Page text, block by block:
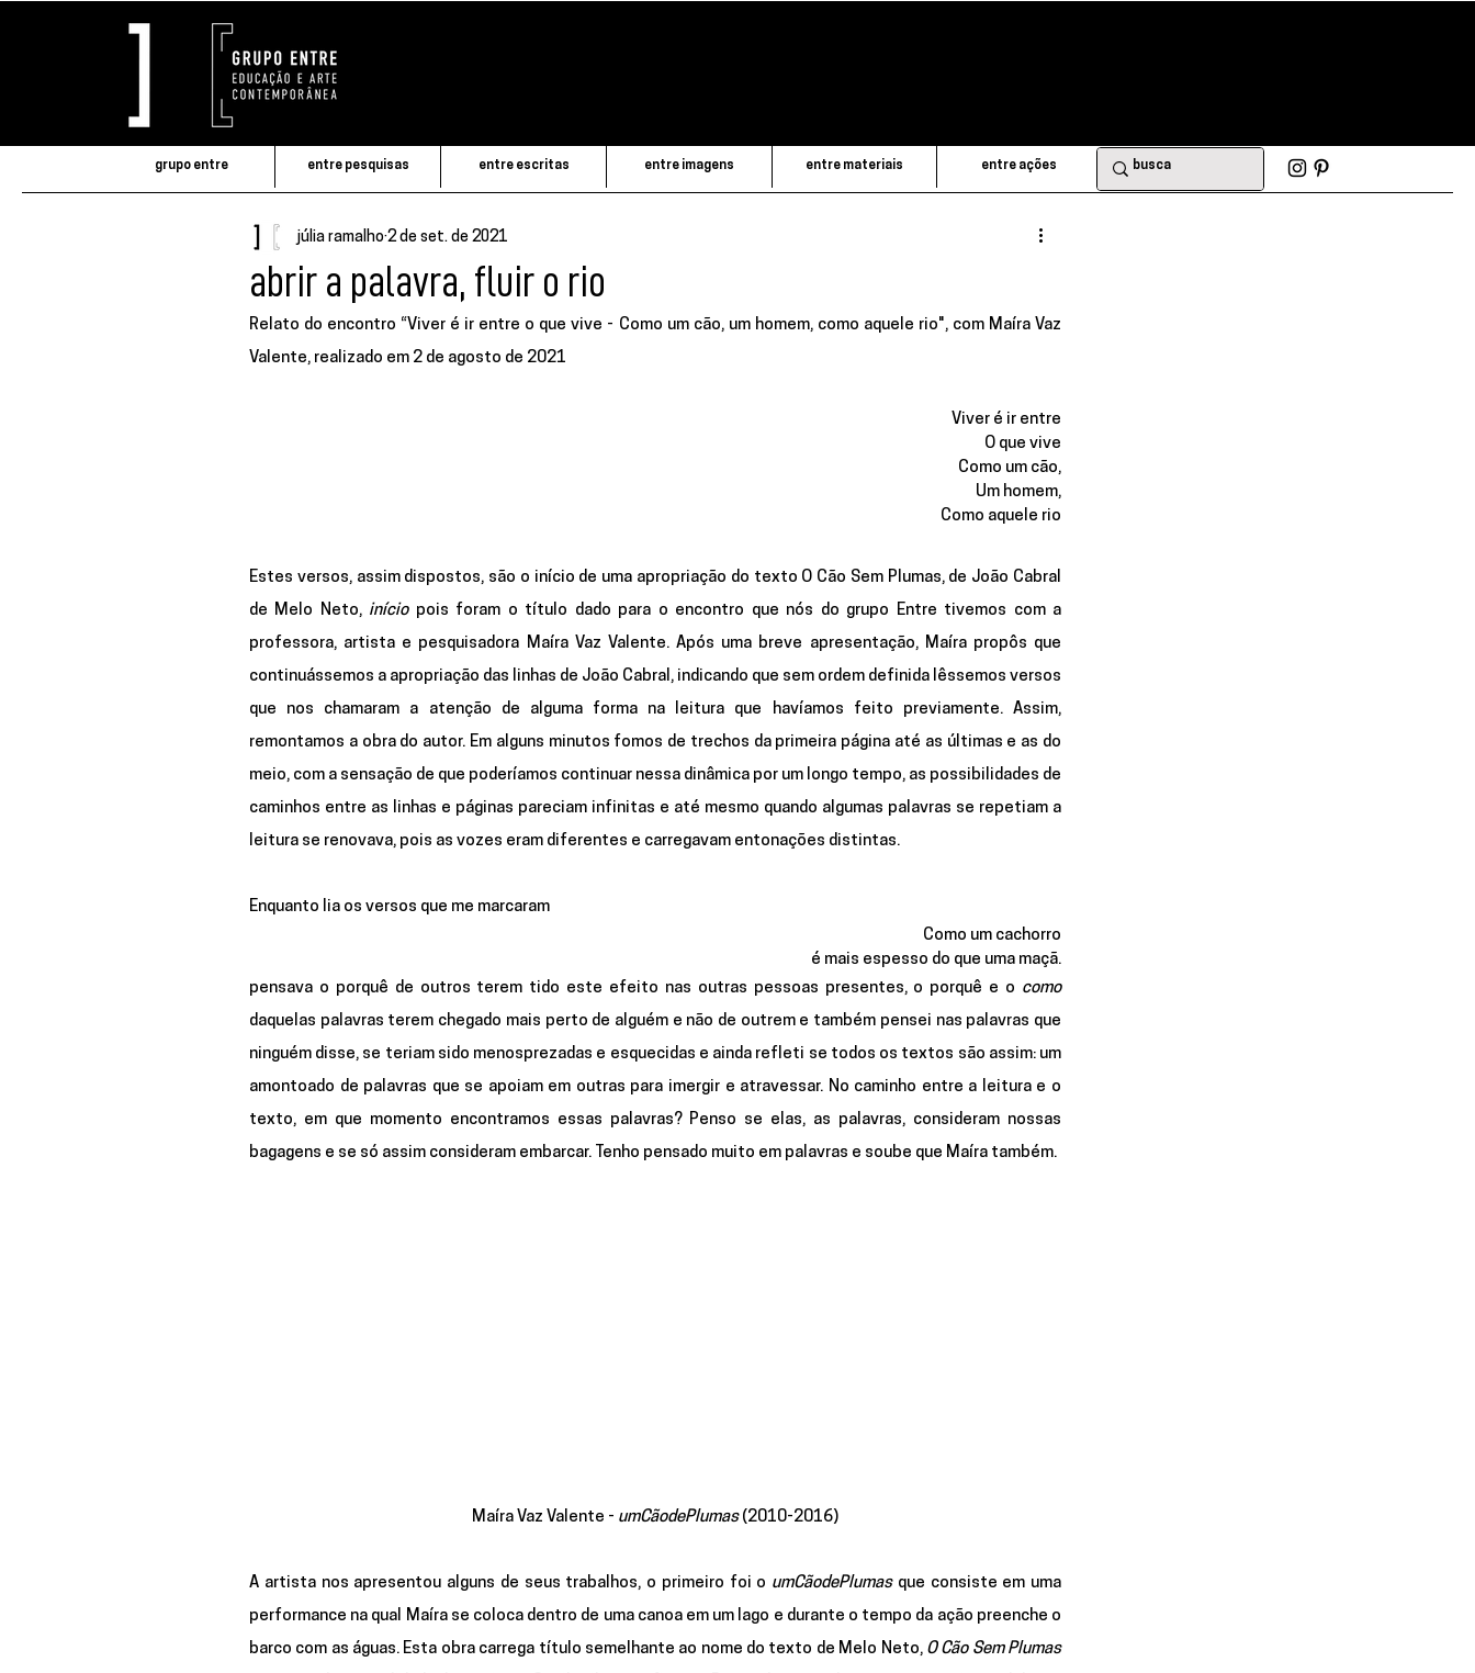
grupo entre entre pesquisas entre escritas entre imagens entre materiais entre ações
abrir a palavra, fluir o rio
júlia ramalho 2 de set. de 2021
Relato do encontro “Viver é ir entre o que vive - Como um cão, um homem, como aquele rio", com Maíra Vaz
Valente, realizado em 2 de agosto de 2021
Viver é ir entre
O que vive
Como um cão,
Um homem,
Como aquele rio
Estes versos, assim dispostos, são o início de uma apropriação do texto O Cão Sem Plumas, de João Cabral
de Melo Neto, início pois foram o título dado para o encontro que nós do grupo Entre tivemos com a
professora, artista e pesquisadora Maíra Vaz Valente. Após uma breve apresentação, Maíra propôs que
continuássemos a apropriação das linhas de João Cabral, indicando que sem ordem definida lêssemos versos
que nos chamaram a atenção de alguma forma na leitura que havíamos feito previamente. Assim,
remontamos a obra do autor. Em alguns minutos fomos de trechos da primeira página até as últimas e as do
meio, com a sensação de que poderíamos continuar nessa dinâmica por um longo tempo, as possibilidades de
caminhos entre as linhas e páginas pareciam infinitas e até mesmo quando algumas palavras se repetiam a
leitura se renovava, pois as vozes eram diferentes e carregavam entonações distintas.
Enquanto lia os versos que me marcaram
Como um cachorro
é mais espesso do que uma maçã.
pensava o porquê de outros terem tido este efeito nas outras pessoas presentes, o porquê e o como
daquelas palavras terem chegado mais perto de alguém e não de outrem e também pensei nas palavras que
ninguém disse, se teriam sido menosprezadas e esquecidas e ainda refleti se todos os textos são assim: um
amontoado de palavras que se apoiam em outras para imergir e atravessar. No caminho entre a leitura e o
texto, em que momento encontramos essas palavras? Penso se elas, as palavras, consideram nossas
bagagens e se só assim consideram embarcar. Tenho pensado muito em palavras e soube que Maíra também.
Maíra Vaz Valente - umCãodePlumas (2010-2016)
A artista nos apresentou alguns de seus trabalhos, o primeiro foi o umCãodePlumas que consiste em uma
performance na qual Maíra se coloca dentro de uma canoa em um lago e durante o tempo da ação preenche o
barco com as águas. Esta obra carrega título semelhante ao nome do texto de Melo Neto, O Cão Sem Plumas